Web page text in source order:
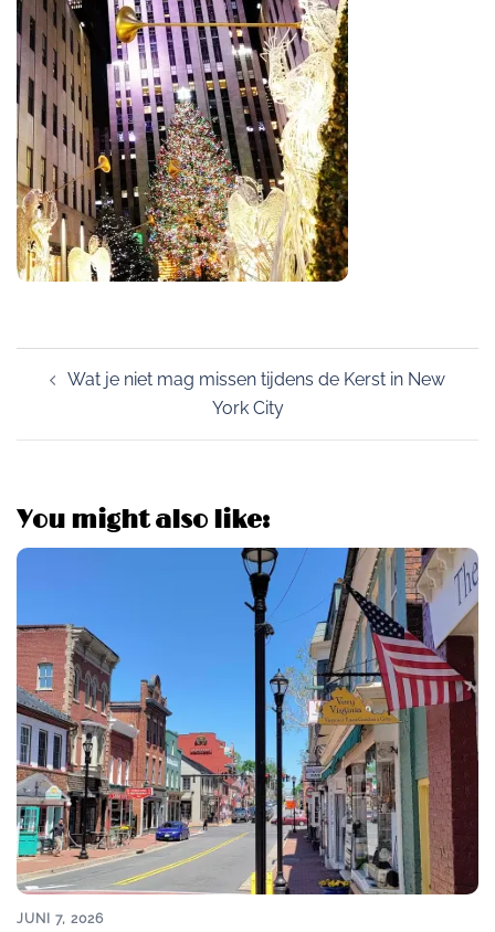
Post
navigation
Wat je niet mag missen tijdens de Kerst in New
York City
You might also like:
JUNI 7, 2026